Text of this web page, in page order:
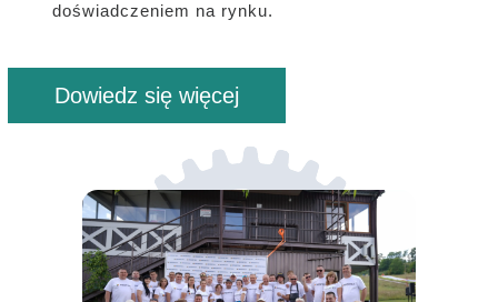
doświadczeniem na rynku.
Dowiedz się więcej